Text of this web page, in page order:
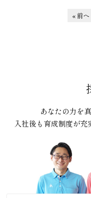
« 前へ
あなたの力を
入社後も育成制度が充